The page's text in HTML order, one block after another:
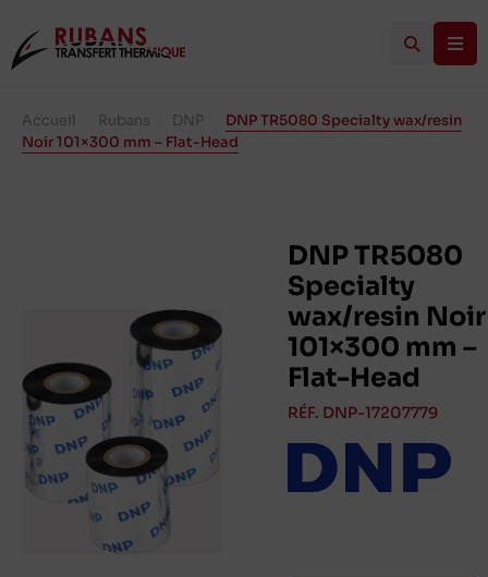
Accueil Rubans DNP
DNP TR5080 Specialty wax/resin
Noir 101×300 mm – Flat-Head
DNP TR5080
Specialty
wax/resin Noir
101×300 mm –
Flat-Head
RÉF. DNP-17207779